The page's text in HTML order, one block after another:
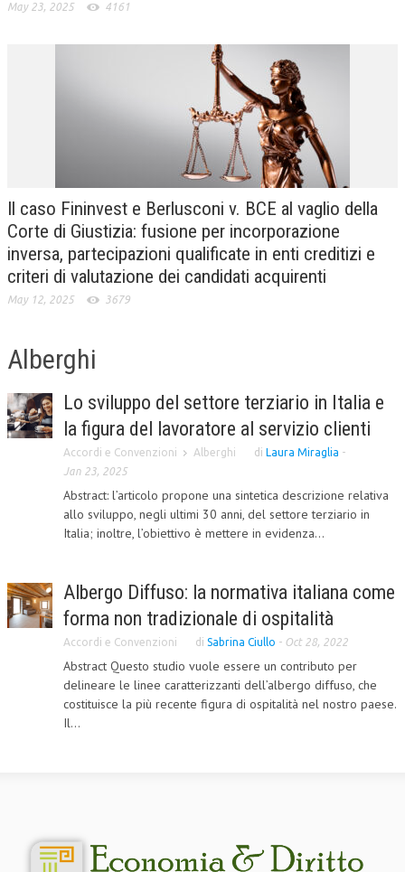
PRASSI
AMMINISTRATIVA
TRIBUTARIA
COSTITUZIONALE
TRIBUTARIA
PENALE
ARCHIVIO EVENTI (FINO AL 2022)
PUBBLICAZIONI
TELEGRAM
DOCUMENTI
INVITI E PROMOZIONI
May 23, 2025 4161
Il caso Fininvest e Berlusconi v. BCE al vaglio della
Corte di Giustizia: fusione per incorporazione
inversa, partecipazioni qualificate in enti creditizi e
criteri di valutazione dei candidati acquirenti
May 12, 2025 3679
Alberghi
Lo sviluppo del settore terziario in Italia e
la figura del lavoratore al servizio clienti
Accordi e Convenzioni Alberghi di Laura Miraglia -
Jan 23, 2025
Abstract: l’articolo propone una sintetica descrizione relativa
allo sviluppo, negli ultimi 30 anni, del settore terziario in
Italia; inoltre, l’obiettivo è mettere in evidenza...
Albergo Diffuso: la normativa italiana come
forma non tradizionale di ospitalità
Accordi e Convenzioni di Sabrina Ciullo - Oct 28, 2022
Abstract Questo studio vuole essere un contributo per
delineare le linee caratterizzanti dell’albergo diffuso, che
costituisce la più recente figura di ospitalità nel nostro paese.
Il...